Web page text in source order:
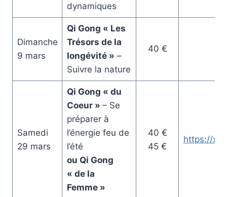
dynamiques
Dimanche
9 mars
Qi Gong « Les
Trésors de la
longévité » –
Suivre la nature
40 €
Samedi
29 mars
Qi Gong « du
Coeur » – Se
préparer à
l’énergie feu de
l’été
ou Qi Gong
« de la
Femme »
40 €
45 €
https://